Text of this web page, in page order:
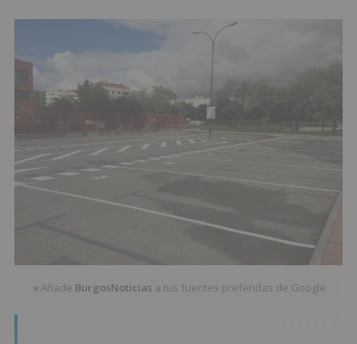
★Añade BurgosNoticias a tus fuentes preferidas de Google